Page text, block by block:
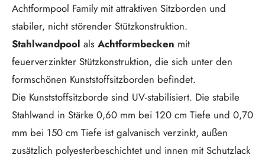
Achtformpool Family mit attraktiven Sitzborden und
stabiler, nicht störender Stützkonstruktion.
Stahlwandpool als Achtformbecken mit
feuerverzinkter Stützkonstruktion, die sich unter den
formschönen Kunststoffsitzborden befindet.
Die Kunststoffsitzborde sind UV-stabilisiert. Die stabile
Stahlwand in Stärke 0,60 mm bei 120 cm Tiefe und 0,70
mm bei 150 cm Tiefe ist galvanisch verzinkt, außen
zusätzlich polyesterbeschichtet und innen mit Schutzlack